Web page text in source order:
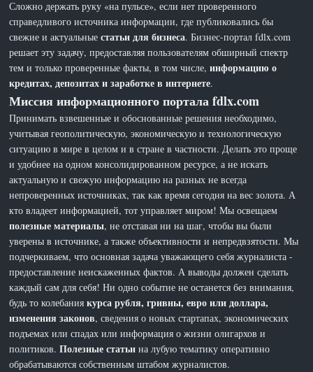
Сложно держать руку «на пульсе», если нет проверенного
справедливого источника информации, где публиковались бы
свежие и актуальныестатьи для бизнеса. Бизнес-портал fdlx.com
решает эту задачу, предоставляя пользователям обширный спектр
тем и только проверенные факты, в том числе,информацию о
кредитах, депозитах и заработке в интернете.
Миссия информационного портала fdlx.com
Принимать взвешенные и обоснованные решения необходимо,
учитывая геополитическую, экономическую и технологическую
ситуацию в мире в целом и в стране в частности. Делать это проще
и удобнее на одном консолидированном ресурсе, а не искать
актуальную и свежую информацию на разных не всегда
непроверенных источниках, так как время сегодня на вес золота. А
кто владеет информацией, тот управляет миром! Мы освещаем
полезные материалы, не отставая ни на шаг, чтобы вы были
уверены в источнике, а также объективности и непредвзятости. Мы
подчеркиваем, что основная задача уважающего себя журналиста -
предоставление неискаженных фактов. А выводы должен сделать
каждый сам для себя! Ни одно событие не останется без внимания,
будь то колебаниякурса рубля, гривны, евро или доллара,
изменения законов, сведения о новых стартапах, экономических
подъемах или спадах или информация о жизни олигархов и
политиков.Полезные статьи на лубую тематику оперативно
обрабатываются собственным штабом журналистов.